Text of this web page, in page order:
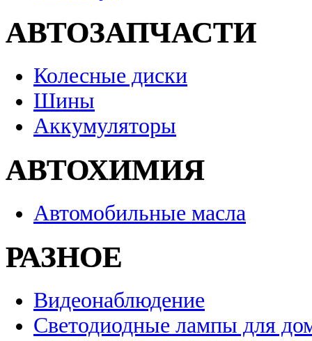
АВТОЗАПЧАСТИ
Колесные диски
Шины
Аккумуляторы
АВТОХИМИЯ
Автомобильные масла
РАЗНОЕ
Видеонаблюдение
Светодиодные лампы для